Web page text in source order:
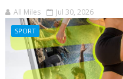
All Miles Jul 30, 2026
SPORT